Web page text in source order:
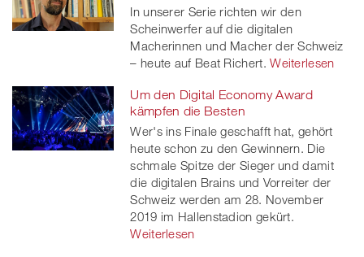
In unserer Serie richten wir den
Scheinwerfer auf die digitalen
Macherinnen und Macher der Schweiz
– heute auf Beat Richert. Weiterlesen
Um den Digital Economy Award
kämpfen die Besten
Wer's ins Finale geschafft hat, gehört
heute schon zu den Gewinnern. Die
schmale Spitze der Sieger und damit
die digitalen Brains und Vorreiter der
Schweiz werden am 28. November
2019 im Hallenstadion gekürt.
Weiterlesen